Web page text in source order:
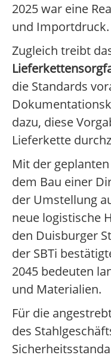
2025 war eine
und Importdruck.
Zugleich treibt
die Standards
dazu, diese
Lieferkette
Mit der geplanten
dem Bau einer
der Umstellung
neue logistische
den Duisburger
der SBTi
2045 bedeuten
und Materialien.
Für die
des